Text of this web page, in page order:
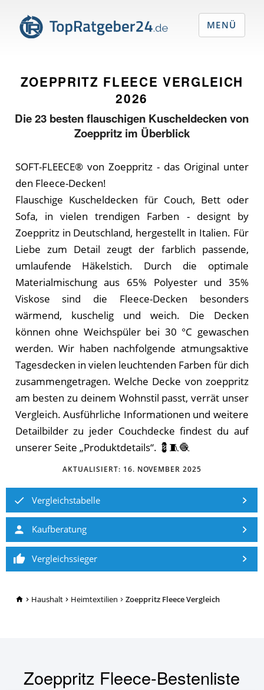
TopRatgeber24.de
Haushalt Heimtextilien Zoeppritz Fleece Vergleich
ZOEPPRITZ FLEECE VERGLEICH
2026
Die23 besten flauschigen Kuscheldecken von
Zoeppritz im Überblick
SOFT-FLEECE® von Zoeppritz - das Original unter
den Fleece-Decken!
Flauschige Kuscheldecken für Couch, Bett oder
Sofa, in vielen trendigen Farben - designt by
Zoeppritz in Deutschland, hergestellt in Italien. Für
Liebe zum Detail zeugt der farblich passende,
umlaufende Häkelstich. Durch die optimale
Materialmischung aus 65% Polyester und 35%
Viskose sind die Fleece-Decken besonders
wärmend, kuschelig und weich. Die Decken
können ohne Weichspüler bei 30 °C gewaschen
werden. Wir haben nachfolgende atmungsaktive
Tagesdecken in vielen leuchtenden Farben für dich
zusammengetragen. Welche Decke von zoeppritz
am besten zu deinem Wohnstil passt, verrät unser
Vergleich. Ausführliche Informationen und weitere
Detailbilder zu jeder Couchdecke findest du auf
unserer Seite „Produktdetails“. 💈🧵🧶
AKTUALISIERT: 16. NOVEMBER 2025
Vergleichstabelle
Kaufberatung
Vergleichssieger
Zoeppritz Fleece-Bestenliste
MENÜ